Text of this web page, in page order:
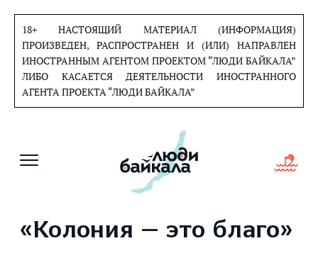
содержанию
18+ НАСТОЯЩИЙ МАТЕРИАЛ (ИНФОРМАЦИЯ)
ПРОИЗВЕДЕН, РАСПРОСТРАНЕН И (ИЛИ) НАПРАВЛЕН
ИНОСТРАННЫМ АГЕНТОМ ПРОЕКТОМ “ЛЮДИ БАЙКАЛА”
ЛИБО КАСАЕТСЯ ДЕЯТЕЛЬНОСТИ ИНОСТРАННОГО
АГЕНТА ПРОЕКТА “ЛЮДИ БАЙКАЛА”
«Колония — это благо»